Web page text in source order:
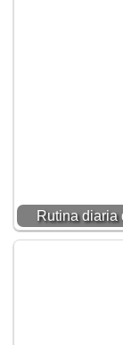
Rutina diaria